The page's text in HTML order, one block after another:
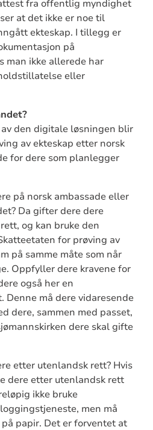
fra offentlig myndighet
at det ikke er noe til
ekteskap. I tillegg er
på
man ikke allerede har
eller
den digitale løsningen blir
av ekteskap etter norsk
for dere som planlegger
på norsk ambassade eller
Da gifter dere dere
og kan bruke den
for prøving av
på samme måte som når
Oppfyller dere kravene for
også her en
må dere vidaresende
dere, sammen med passet,
dere skal gifte
etter utenlandsk rett? Hvis
dere etter utenlandsk rett
ikke bruke
men må
papir. Det er forventet at